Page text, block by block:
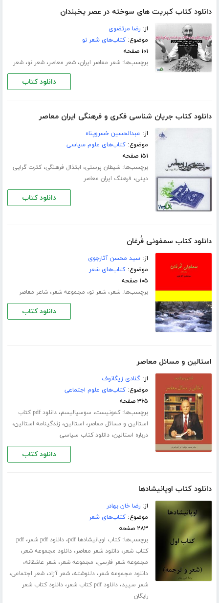
دانلود کتاب کبریت های سوخته در عصر یخبندان
از:رضا مرتضوی
موضوع:کتاب‌های شعر نو
۱۰۱ صفحه
برچسب‌ها:شعر معاصر ایران،شعر معاصر،شعر نو،شعر
دانلود کتاب
دانلود کتاب جریان شناسی فکری و فرهنگی ایران معاصر
از: عبدالحسین خسروپناه
موضوع:کتاب‌های علوم سیاسی
۱۵۱ صفحه
برچسب‌ها:شیطان پرستی، ابتذال فرهنگی،کثرت گرایی
دینی، فرهنگ ایران معاصر
دانلود کتاب
دانلود کتاب سمفونی فُرغان
از:سید محسن آثارجوی
موضوع:کتاب‌های شعر
۱۰۵ صفحه
برچسب‌ها:شعر،شعر نو، مجموعه شعر،شاعر معاصر
دانلود کتاب
استالین و مسائل معاصر
از:گنادی زیگانوف
موضوع:کتاب‌های علوم اجتماعی
۳۶۵ صفحه
برچسب‌ها:کمونیست، سوسیالیسم،
دانلود pdf کتاب
استالین و مسائل معاصر، استالین، زندگینامه استالین،
درباره استالین،دانلود کتاب سیاسی
دانلود کتاب
دانلود کتاب اوپانیشادها
از:رضا خان بهادر
موضوع:کتاب‌های شعر
۲۸۳ صفحه
برچسب‌ها:کتاب اوپانیشادها pdf ،دانلود pdf شعر ،pdf
کتاب شعر،دانلود شعر معاصر،دانلود مجموعه شعر،
مجموعه شعر فارسی، مجموعه شعر،شعر عاشقانه،
دانلود مجموعه شعر،دلنوشته،شعر آزاد،شعر اجتماعی،
شعر سپید،دانلود pdf کتاب شعر ،دانلود کتاب شعر
رایگان